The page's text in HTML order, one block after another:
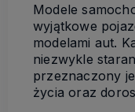
Modele
wyjątkowe
modelami aut.
niezwykle
przeznaczony
życia oraz